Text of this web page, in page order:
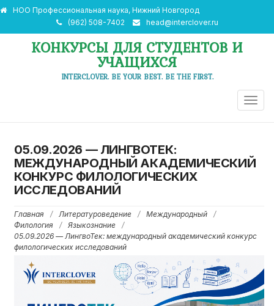
НОО Профессиональная наука, Нижний Новгород
(962) 508-7402
head@interclover.ru
КОНКУРСЫ ДЛЯ СТУДЕНТОВ И
УЧАЩИХСЯ
INTERCLOVER. BE YOUR BEST. BE THE FIRST.
05.09.2026 — ЛИНГВОТЕК:
МЕЖДУНАРОДНЫЙ АКАДЕМИЧЕСКИЙ
КОНКУРС ФИЛОЛОГИЧЕСКИХ
ИССЛЕДОВАНИЙ
Главная / Литературоведение / Международный
/
Филология
/ Языкознание
/
05.09.2026 — ЛингвоТек: международный академический конкурс
филологических исследований